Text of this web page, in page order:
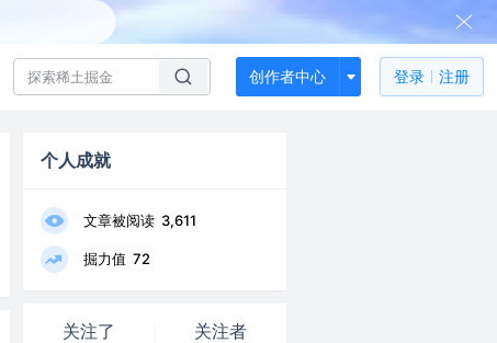
创作者中心 登录 注册
个人成就
文章被阅读 3,611
掘力值 72
关注了
关注者